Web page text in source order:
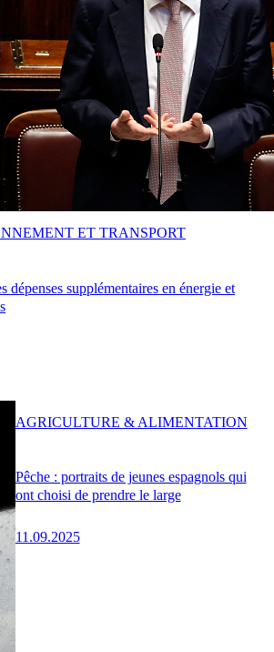
dépenses supplémentaires en énergie et
ET TRANSPORT
Pêche : portraits de jeunes espagnols qui
ont choisi de prendre le large
11.09.2025
AGRICULTURE & ALIMENTATION